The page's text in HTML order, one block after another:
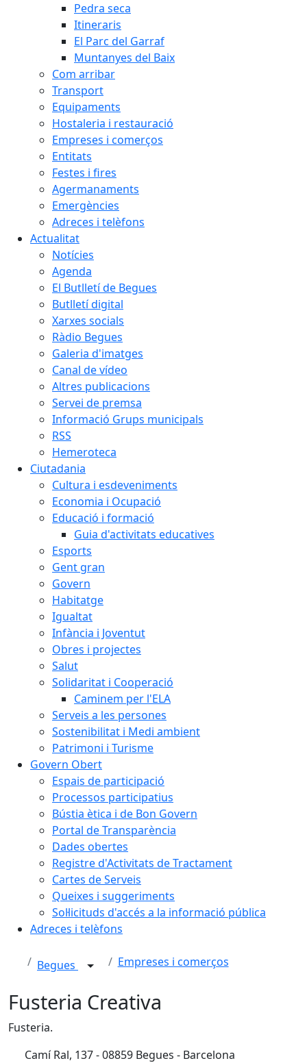
Pedra seca
Itineraris
El Parc del Garraf
Muntanyes del Baix
Com arribar
Transport
Equipaments
Hostaleria i restauració
Empreses i comerços
Entitats
Festes i fires
Agermanaments
Emergències
Adreces i telèfons
Actualitat
Notícies
Agenda
El Butlletí de Begues
Butlletí digital
Xarxes socials
Ràdio Begues
Galeria d'imatges
Canal de vídeo
Altres publicacions
Servei de premsa
Informació Grups municipals
RSS
Hemeroteca
Ciutadania
Cultura i esdeveniments
Economia i Ocupació
Educació i formació
Guia d'activitats educatives
Esports
Gent gran
Govern
Habitatge
Igualtat
Infància i Joventut
Obres i projectes
Salut
Solidaritat i Cooperació
Caminem per l'ELA
Serveis a les persones
Sostenibilitat i Medi ambient
Patrimoni i Turisme
Govern Obert
Espais de participació
Processos participatius
Bústia ètica i de Bon Govern
Portal de Transparència
Dades obertes
Registre d'Activitats de Tractament
Cartes de Serveis
Queixes i suggeriments
Sol·licituds d'accés a la informació pública
Adreces i telèfons
Begues Empreses i comerços
Fusteria Creativa
Fusteria.
Camí Ral, 137 - 08859 Begues - Barcelona